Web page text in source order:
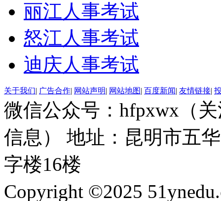
丽江人事考试
怒江人事考试
迪庆人事考试
关于我们| 广告合作| 网站声明| 网站地图| 百度新闻| 友情链接|
微信公众号：hfpxwx（
信息） 地址：昆明市五
字楼16楼
Copyright ©2025